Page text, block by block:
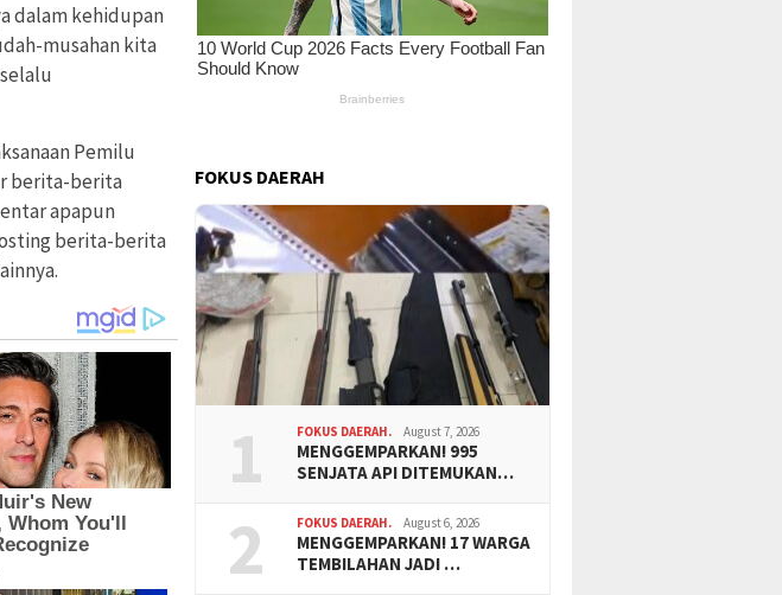
dalam kehidupan
musahan kita
Pemilu
berita-berita
apapun
berita-berita
FOKUS DAERAH
1 FOKUS DAERAH. August 7, 2026
MENGGEMPARKAN! 995
SENJATA API DITEMUKAN…
2 FOKUS DAERAH. August 6, 2026
MENGGEMPARKAN! 17 WARGA
TEMBILAHAN JADI …